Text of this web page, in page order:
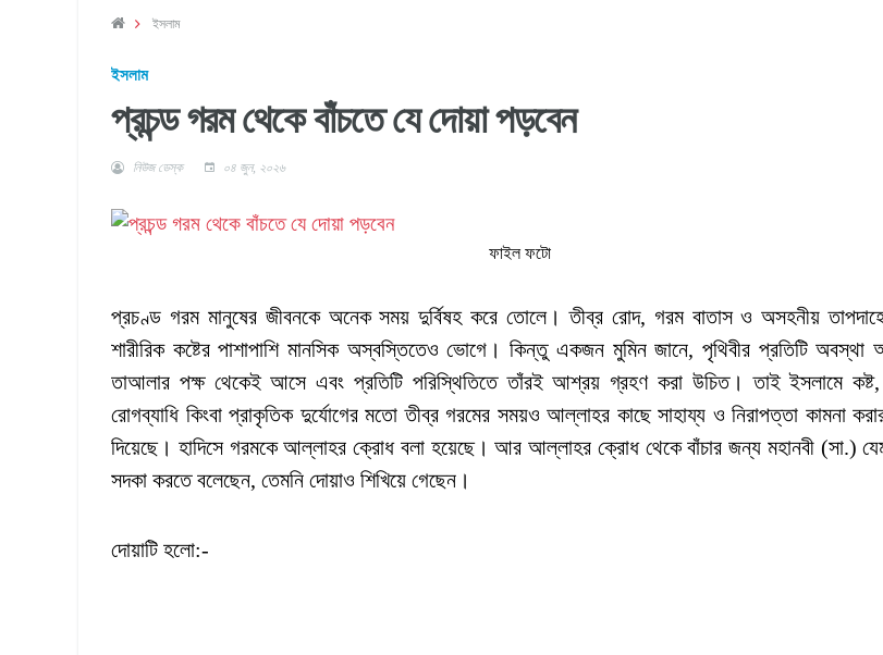
ইসলাম
ইসলাম
প্রচন্ড গরম থেকে বাঁচতে যে দোয়া পড়বেন
নিউজ ডেস্ক ০৪ জুন, ২০২৬
ফাইল ফটো
প্রচণ্ড গরম মানুষের জীবনকে অনেক সময় দুর্বিষহ করে তোলে। তীব্র রোদ, গরম বাতাস ও অসহনীয়
শারীরিক কষ্টের পাশাপাশি মানসিক অস্বস্তিতেও ভোগে। কিন্তু একজন মুমিন জানে, পৃথিবীর প্রতিটি অবস্থা
তাআলার পক্ষ থেকেই আসে এবং প্রতিটি পরিস্থিতিতে তাঁরই আশ্রয় গ্রহণ করা উচিত। তাই ইসলামে কষ্ট,
রোগব্যাধি কিংবা প্রাকৃতিক দুর্যোগের মতো তীব্র গরমের সময়ও আল্লাহর কাছে সাহায্য ও নিরাপত্তা কামনা করার
দিয়েছে। হাদিসে গরমকে আল্লাহর ক্রোধ বলা হয়েছে। আর আল্লাহর ক্রোধ থেকে বাঁচার জন্য মহানবী (সা.)
সদকা করতে বলেছেন, তেমনি দোয়াও শিখিয়ে গেছেন।
দোয়াটি হলো:-